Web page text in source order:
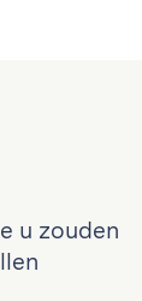
u zouden